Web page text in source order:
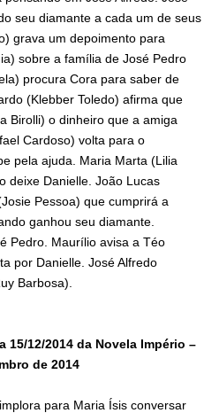
seu diamante a cada um de seus
grava um depoimento para
sobre a família de José Pedro
procura Cora para saber de
(Klebber Toledo) afirma que
Birolli) o dinheiro que a amiga
Cardoso) volta para o
pela ajuda. Maria Marta (Lilia
deixe Danielle. João Lucas
Pessoa) que cumprirá a
ganhou seu diamante.
Pedro. Maurílio avisa a Téo
por Danielle. José Alfredo
Barbosa).
15/12/2014 da Novela Império –
de 2014
para Maria Ísis conversar